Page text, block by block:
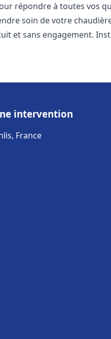
répondre à toutes vos
soin de votre
et sans engagement.
intervention
France